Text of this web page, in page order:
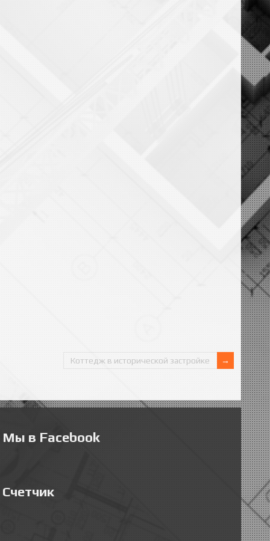
Коттедж в исторической застройке
Мы в Facebook
Счетчик